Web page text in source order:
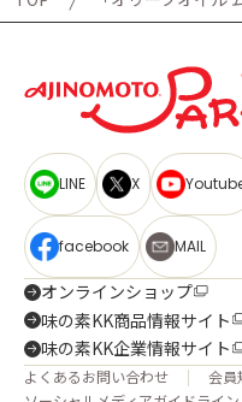
LINE X
facebook MAIL
オンラインショップ
味の素KK商品情報サイト
味の素KK企業情報サイト
よくあるお問い合わせ
会員